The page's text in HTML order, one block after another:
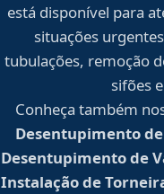
está disponível para
situações
tubulações, remoção
sifões
Conheça também
Desentupimento
Desentupimento de
Instalação de